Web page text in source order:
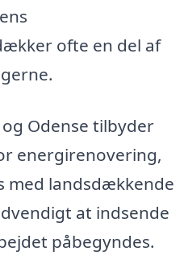
ofte en del af
Odense tilbyder
energirenovering,
med landsdækkende
at indsende
påbegyndes.